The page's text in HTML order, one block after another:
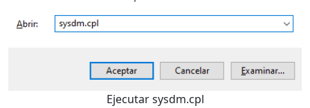
Ejecutar sysdm.cpl